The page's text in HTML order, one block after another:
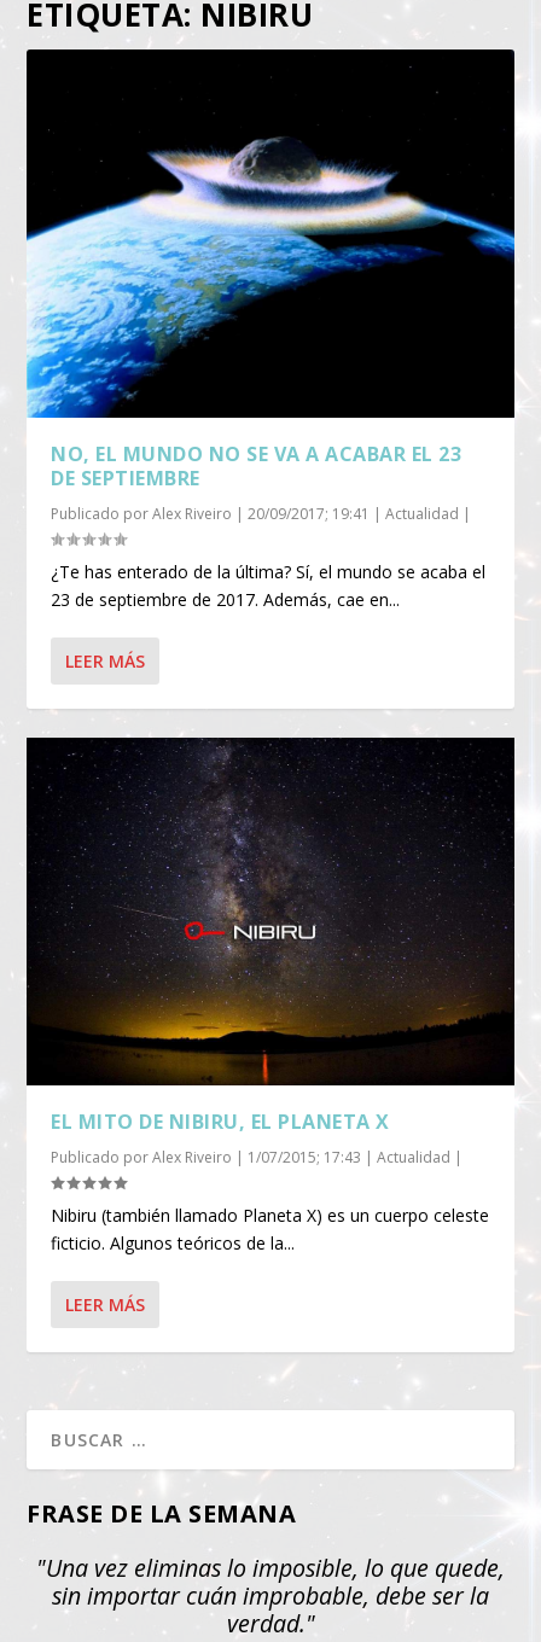
ETIQUETA: NIBIRU
NO, EL MUNDO NO SE VA A ACABAR EL 23
DE SEPTIEMBRE
Publicado porAlex Riveiro |20/09/2017; 19:41 |Actualidad |
¿Te has enterado de la última? Sí, el mundo se acaba el
23 de septiembre de 2017. Además, cae en...
LEER MÁS
EL MITO DE NIBIRU, EL PLANETA X
Publicado porAlex Riveiro | 1/07/2015; 17:43 |Actualidad |
Nibiru (también llamado Planeta X) es un cuerpo celeste
ficticio. Algunos teóricos de la...
LEER MÁS
FRASE DE LA SEMANA
"Una vez eliminas lo imposible, lo que quede,
sin importar cuán improbable, debe ser la
verdad."